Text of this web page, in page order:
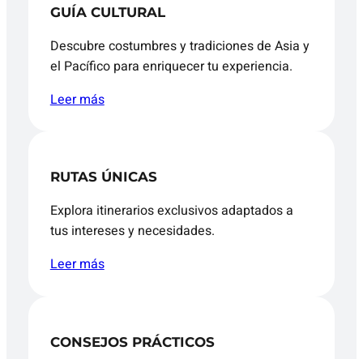
GUÍA CULTURAL
Descubre costumbres y tradiciones de Asia y
el Pacífico para enriquecer tu experiencia.
Leer más
RUTAS ÚNICAS
Explora itinerarios exclusivos adaptados a
tus intereses y necesidades.
Leer más
CONSEJOS PRÁCTICOS